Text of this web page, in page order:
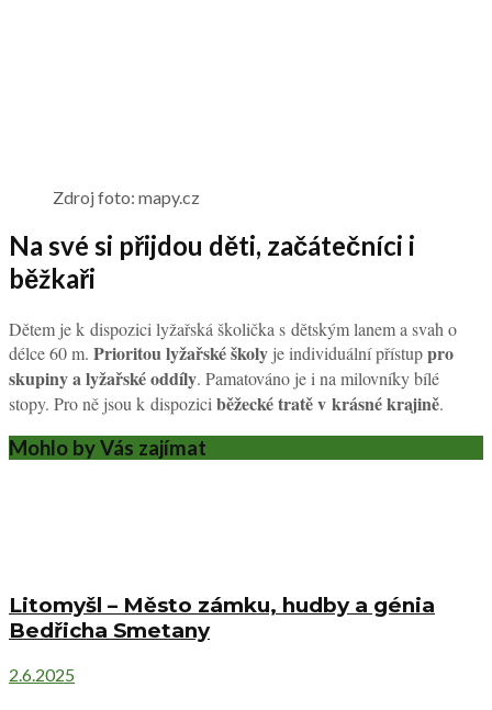
Zdroj foto: mapy.cz
Na své si přijdou děti, začátečníci i
běžkaři
Dětem je k dispozici lyžařská školička s dětským lanem a svah o
délce 60 m. Prioritou lyžařské školy je individuální přístuppro
skupiny a lyžařské oddíly. Pamatováno je i na milovníky bílé
stopy. Pro ně jsou k dispozici běžecké tratě v krásné krajině.
Mohlo by Vás zajímat
Litomyšl – Město zámku, hudby a génia
Bedřicha Smetany
2.6.2025